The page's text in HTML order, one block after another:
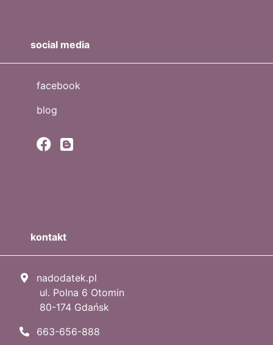
social media
facebook
blog
kontakt
nadodatek.pl
ul. Polna 6 Otomin
80-174 Gdańsk
663-656-888